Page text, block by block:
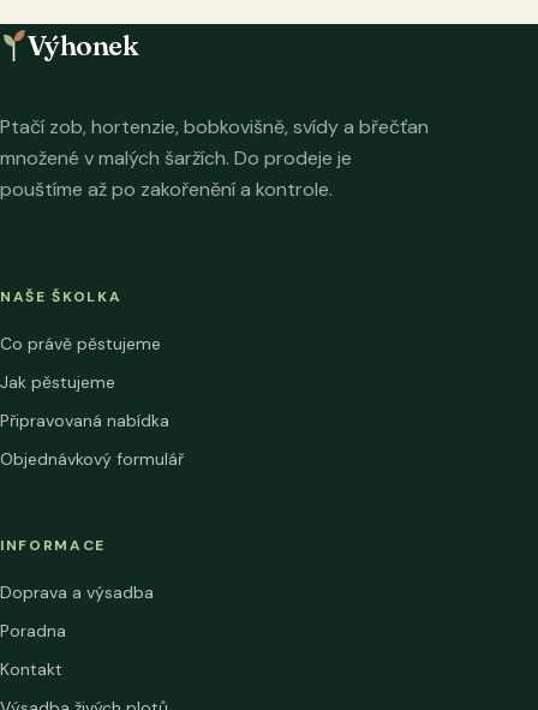
Výhonek
Ptačí zob, hortenzie, bobkovišně, svídy a břečťan
množené v malých šaržích. Do prodeje je
pouštíme až po zakořenění a kontrole.
NAŠE ŠKOLKA
Co právě pěstujeme
Jak pěstujeme
Připravovaná nabídka
Objednávkový formulář
INFORMACE
Doprava a výsadba
Poradna
Kontakt